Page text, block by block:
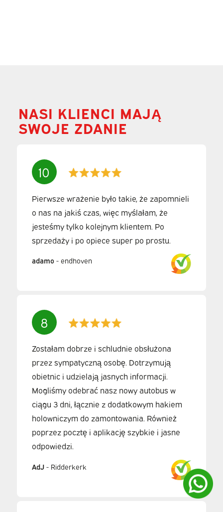
NASI KLIENCI MAJĄ
SWOJE ZDANIE
10
Pierwsze wrażenie było takie, że zapomnieli
o nas na jakiś czas, więc myślałam, że
jesteśmy tylko kolejnym klientem. Po
sprzedaży i po opiece super po prostu.
adamo - endhoven
8
Zostałam dobrze i schludnie obsłużona
przez sympatyczną osobę. Dotrzymują
obietnic i udzielają jasnych informacji.
Mogliśmy odebrać nasz nowy autobus w
ciągu 3 dni, łącznie z dodatkowym hakiem
holowniczym do zamontowania. Również
poprzez pocztę i aplikację szybkie i jasne
odpowiedzi.
AdJ- Ridderkerk